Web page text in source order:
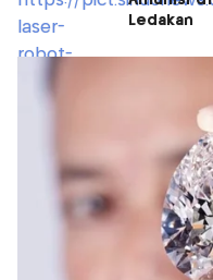
Ledakan